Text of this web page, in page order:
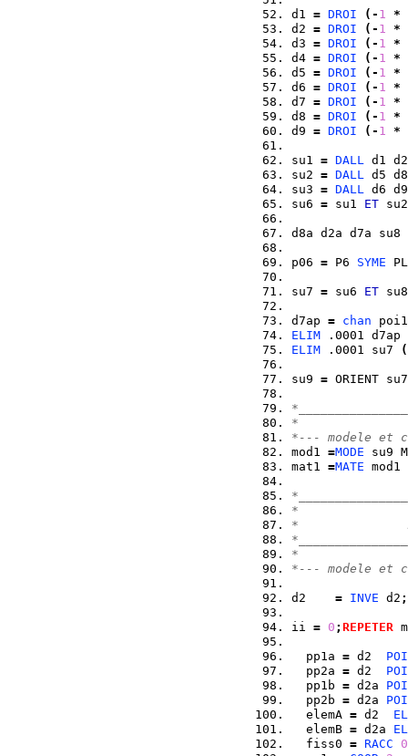
d1 = DROI ( - 1 *
d2 = DROI ( - 1 *
d3 = DROI ( - 1 *
d4 = DROI ( - 1 *
d5 = DROI ( - 1 *
d6 = DROI ( - 1 *
d7 = DROI ( - 1 *
d8 = DROI ( - 1 *
d9 = DROI ( - 1 *
su1 = DALL d1
su2 = DALL d5
su3 = DALL d6
su6 = su1 ET
d8a d2a d7a su8
p06 = P6 SYME
su7 = su6 ET su8
d7ap = chan
ELIM .0001 d7ap
ELIM .0001 su7 (
su9 = ORIENT
*
*--- modele et
mod1 =MODE su9
mat1 =MATE mod1
*
*
*
*--- modele et
d2 = INVE d2 ;
ii = 0 ; REPETER
  pp1a
= d2
  pp2a
= d2
  pp1b
= d2a
  pp2b
= d2a
  elemA
= d2
  elemB
= d2a
  fiss0
= RACC